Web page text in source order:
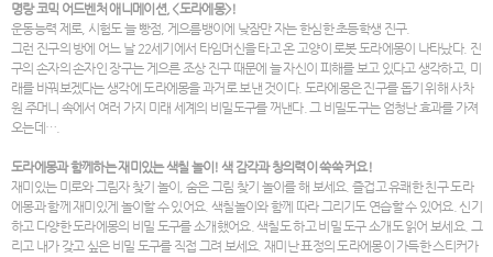
명랑 코믹 어드벤처 애니메이션, <도라에몽>!
운동능력 제로, 시험도 늘 빵점, 게으름뱅이에 낮잠만 자는 한심한 초등학생 진구.
그런 진구의 방에 어느 날 22세기에서 타임머신을 타고 온 고양이 로봇 도라에몽이 나타났다. 진
구의 손자의 손자인 장구는 게으른 조상 진구 때문에 늘 자신이 피해를 보고 있다고 생각하고, 미
래를 바꿔보겠다는 생각에 도라에몽을 과거로 보낸 것이다. 도라에몽은 진구를 돕기 위해 사차
원 주머니 속에서 여러 가지 미래 세계의 비밀도구를 꺼낸다. 그 비밀도구는 엄청난 효과를 가져
오는데….
도라에몽과 함께하는 재미있는 색칠 놀이! 색 감각과 창의력이 쑥쑥 커요!
재미있는 미로와 그림자 찾기 놀이, 숨은 그림 찾기 놀이를 해 보세요. 즐겁고 유쾌한 친구 도라
에몽과 함께 재미있게 놀이할 수 있어요. 색칠놀이와 함께 따라 그리기도 연습할 수 있어요. 신기
하고 다양한 도라에몽의 비밀 도구를 소개했어요. 색칠도 하고 비밀 도구 소개도 읽어 보세요. 그
리고 내가 갖고 싶은 비밀 도구를 직접 그려 보세요. 재미난 표정의 도라에몽이 가득한 스티커가